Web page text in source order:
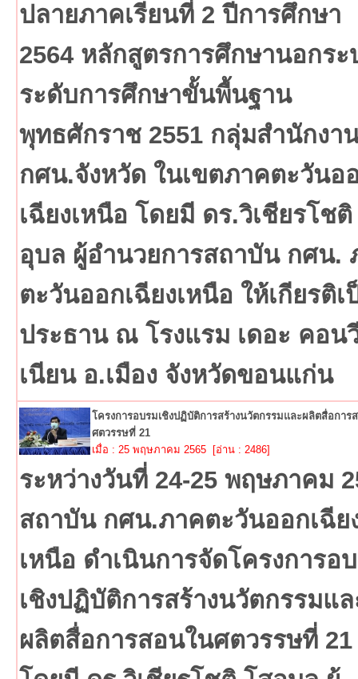
ปลายภาคเรียนที่ 2 ปีการศึกษา
2564 หลักสูตรการศึกษานอกระ
ระดับการศึกษาขั้นพื้นฐาน
พุทธศักราช 2551 กลุ่มสำนักงา
กศน.จังหวัด ในเขตภาคตะวันอ
เฉียงเหนือ โดยมี ดร.วิเชียรโช
อุบล ผู้อำนวยการสถาบัน กศน.
ตะวันออกเฉียงเหนือ ให้เกียรติเ
ประธาน ณ โรงแรม เดอะ คอน
เนียน อ.เมือง จังหวัดขอนแก่น
โครงการอบรมเชิงปฏิบัติการสร้างนวัตกรรมและผลิตสื่อการ
ศตวรรษที่ 21
เมื่อ : 25 พฤษภาคม 2565 [อ่าน : 2486]
ระหว่างวันที่ 24-25 พฤษภาคม
สถาบัน กศน.ภาคตะวันออกเฉีย
เหนือ ดำเนินการจัดโครงการอ
เชิงปฏิบัติการสร้างนวัตกรรมแ
ผลิตสื่อการสอนในศตวรรษที่ 21